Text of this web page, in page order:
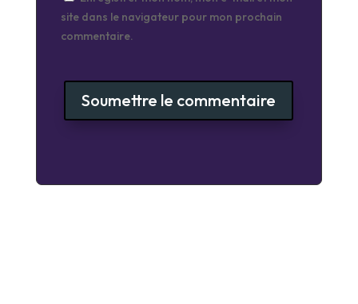
site dans le navigateur pour mon prochain
commentaire.
Soumettre le commentaire